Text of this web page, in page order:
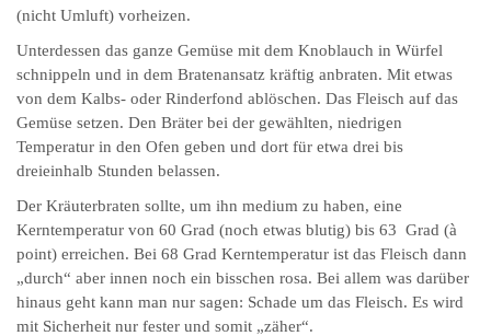
(nicht Umluft) vorheizen.
Unterdessen das ganze Gemüse mit dem Knoblauch in Würfel
schnippeln und in dem Bratenansatz kräftig anbraten. Mit etwas
von dem Kalbs- oder Rinderfond ablöschen. Das Fleisch auf das
Gemüse setzen. Den Bräter bei der gewählten, niedrigen
Temperatur in den Ofen geben und dort für etwa drei bis
dreieinhalb Stunden belassen.
Der Kräuterbraten sollte, um ihn medium zu haben, eine
Kerntemperatur von 60 Grad (noch etwas blutig) bis 63 Grad (à
point) erreichen. Bei 68 Grad Kerntemperatur ist das Fleisch dann
„durch“ aber innen noch ein bisschen rosa. Bei allem was darüber
hinaus geht kann man nur sagen: Schade um das Fleisch. Es wird
mit Sicherheit nur fester und somit „zäher“.